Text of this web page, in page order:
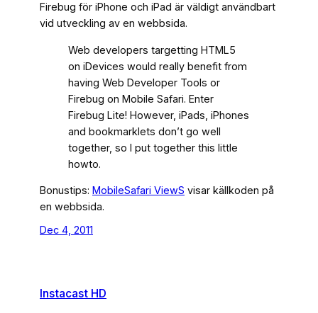
Firebug för iPhone och iPad är väldigt användbart
vid utveckling av en webbsida.
Web developers targetting HTML5
on iDevices would really benefit from
having Web Developer Tools or
Firebug on Mobile Safari. Enter
Firebug Lite! However, iPads, iPhones
and bookmarklets don’t go well
together, so I put together this little
howto.
Bonustips: MobileSafari ViewS visar källkoden på
en webbsida.
Dec 4, 2011
Instacast HD